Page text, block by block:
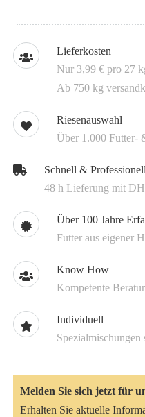
Lieferkosten
Nur 3,99 € pro 27
Ab 750 kg
Riesenauswahl
Über 1.000 Futter-
Schnell & Professionell
48 h Lieferung mit
Über 100 Jahre
Futter aus eigener
Know How
Kompetente
Individuell
Spezialmischungen
Melden Sie sich jetzt für
Erhalten Sie aktuelle